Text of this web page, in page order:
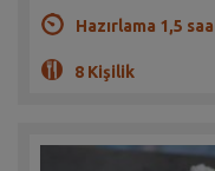
Hazırlama 1,5
8 Kişilik